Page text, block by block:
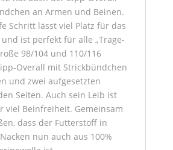
an Armen und Beinen.
Schritt lässt viel Platz für das
ist perfekt für alle „Trage-
98/104 und 110/116
Overall mit Strickbündchen
und zwei aufgesetzten
Seiten. Auch sein Leib ist
viel Beinfreiheit. Gemeinsam
dass der Futterstoff in
nun auch aus 100%